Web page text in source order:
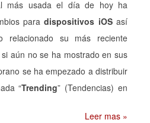
más usada el día de hoy ha
paradispositivos iOSasí
relacionado su más reciente
aún no se ha mostrado en sus
se ha empezado a distribuir
“Trending” (Tendencias) en
Leer mas »